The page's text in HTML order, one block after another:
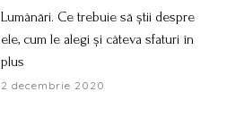
Lumânări. Ce trebuie să știi despre
ele, cum le alegi și câteva sfaturi în
plus
2 decembrie 2020